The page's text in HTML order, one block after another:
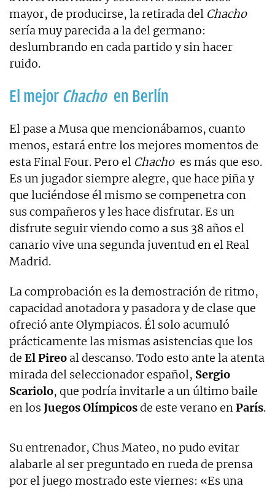
mayor, de producirse, la retirada del Chacho
sería muy parecida a la del germano:
deslumbrando en cada partido y sin hacer
ruido.
El mejor Chacho en Berlín
El pase a Musa que mencionábamos, cuanto
menos, estará entre los mejores momentos de
esta Final Four. Pero el Chacho es más que eso.
Es un jugador siempre alegre, que hace piña y
que luciéndose él mismo se compenetra con
sus compañeros y les hace disfrutar. Es un
disfrute seguir viendo como a sus 38 años el
canario vive una segunda juventud en el Real
Madrid.
La comprobación es la demostración de ritmo,
capacidad anotadora y pasadora y de clase que
ofreció ante Olympiacos. Él solo acumuló
prácticamente las mismas asistencias que los
de El Pireo al descanso. Todo esto ante la atenta
mirada del seleccionador español, Sergio
Scariolo, que podría invitarle a un último baile
en los Juegos Olímpicosde este verano enParís.
Su entrenador, Chus Mateo, no pudo evitar
alabarle al ser preguntado en rueda de prensa
por el juego mostrado este viernes: «Es una